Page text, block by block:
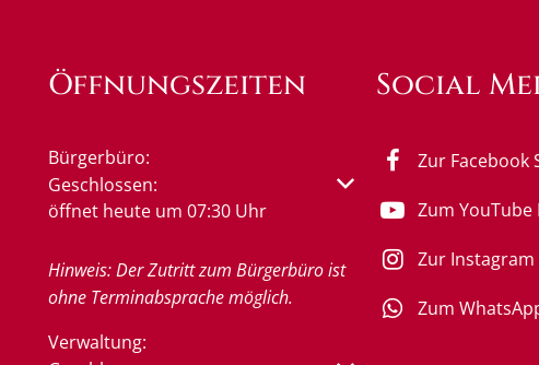
Öffnungszeiten
Bürgerbüro:
Klicken, um weitere Öffnungs- oder Schließzeiten
Geschlossen:
öffnet heute um 07:30 Uhr
Hinweis: Der Zutritt zum Bürgerbüro ist
ohne Terminabsprache möglich.
Verwaltung:
Social
Zur Facebook
Zum YouTube
Zur Instagram
Zum